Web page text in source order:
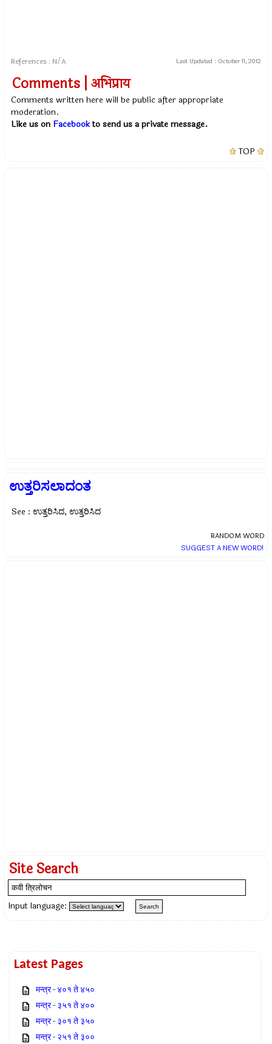
References : N/A Last Updated : October 11, 2012
Comments | अभिप्राय
Comments written here will be public after appropriate
moderation.
Like us on Facebookto send us a private message.
TOP
ಉತ್ತರಿಸಲಾದಂತ
See : ಉತ್ತರಿಸಿದ, ಉತ್ತರಿಸಿದ
RANDOM WORD
SUGGEST A NEW WORD!
Site Search
Input language:
Latest Pages
मन्त्र - ४०१ ते ४५०
मन्त्र - ३५१ ते ४००
मन्त्र - ३०१ ते ३५०
मन्त्र - २५१ ते ३००